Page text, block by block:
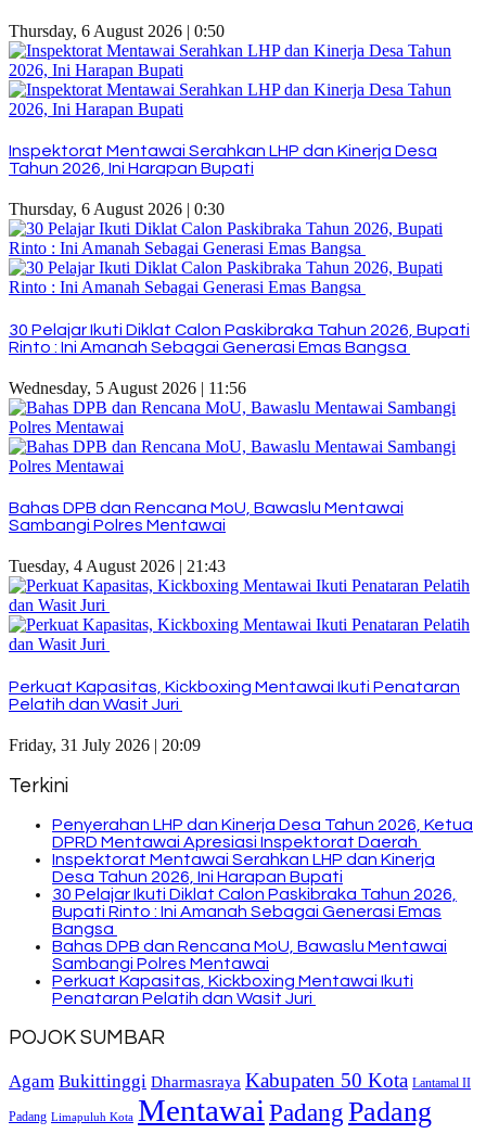
Thursday, 6 August 2026 | 0:50
Inspektorat Mentawai Serahkan LHP dan Kinerja Desa
Tahun 2026, Ini Harapan Bupati
Thursday, 6 August 2026 | 0:30
30 Pelajar Ikuti Diklat Calon Paskibraka Tahun 2026, Bupati
Rinto : Ini Amanah Sebagai Generasi Emas Bangsa
Wednesday, 5 August 2026 | 11:56
Bahas DPB dan Rencana MoU, Bawaslu Mentawai
Sambangi Polres Mentawai
Tuesday, 4 August 2026 | 21:43
Perkuat Kapasitas, Kickboxing Mentawai Ikuti Penataran
Pelatih dan Wasit Juri
Friday, 31 July 2026 | 20:09
Terkini
Penyerahan LHP dan Kinerja Desa Tahun 2026, Ketua
DPRD Mentawai Apresiasi Inspektorat Daerah
Inspektorat Mentawai Serahkan LHP dan Kinerja
Desa Tahun 2026, Ini Harapan Bupati
30 Pelajar Ikuti Diklat Calon Paskibraka Tahun 2026,
Bupati Rinto : Ini Amanah Sebagai Generasi Emas
Bangsa
Bahas DPB dan Rencana MoU, Bawaslu Mentawai
Sambangi Polres Mentawai
Perkuat Kapasitas, Kickboxing Mentawai Ikuti
Penataran Pelatih dan Wasit Juri
POJOK SUMBAR
Agam Bukittinggi Dharmasraya Kabupaten 50 Kota Lantamal II
Padang Limapuluh Kota Mentawai PadangPadang